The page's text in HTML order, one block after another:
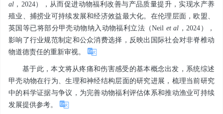
al ，2024），从而促进动物福利改善与产品质量提升，实现水产养
殖业、捕捞业可持续发展和经济效益最大化。在伦理层面，欧盟、
英国等已将部分甲壳动物纳入动物福利立法（Neil et al ，2024），
影响了行业规范制定和公众消费选择，反映出国际社会对非脊椎动
物道德责任的重新审视。
基于此，本文将从疼痛和伤害感受的基本概念出发，系统综述
甲壳动物在行为、生理和神经结构层面的研究进展，梳理当前研究
中的科学证据与争议，为完善动物福利评估体系和推动渔业可持续
发展提供参考。